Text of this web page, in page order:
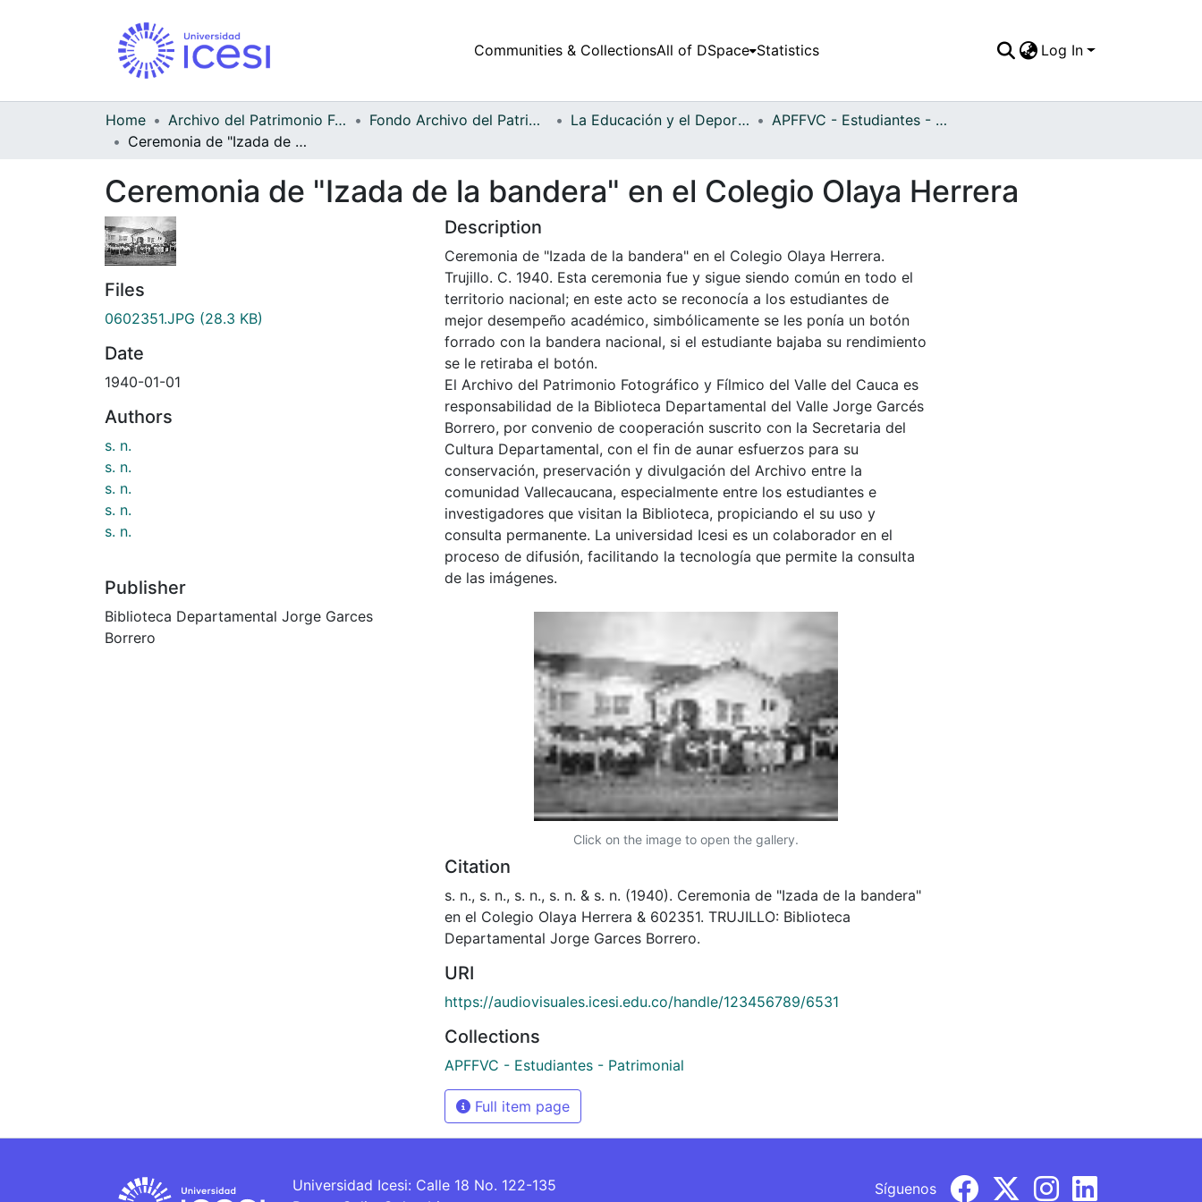
Communities & CollectionsAll of DSpace Statistics Log In
Home Archivo del Patrimonio Fotográfico y Fílmico del Valle del Cauca Fondo Archivo del Patrimonio Fotográfico y Fílmico del Valle del Cauca La Educación y el Deporte
APFFVC - Estudiantes - Patrimonial
Ceremonia de "Izada de la bandera" en el Colegio Olaya Herrera
Ceremonia de "Izada de la bandera" en el Colegio Olaya Herrera
Files
0602351.JPG (28.3 KB)
Date
1940-01-01
Authors
s. n.
s. n.
s. n.
s. n.
s. n.
Publisher
Biblioteca Departamental Jorge Garces
Borrero
Description
Ceremonia de "Izada de la bandera" en el Colegio Olaya Herrera.
Trujillo. C. 1940. Esta ceremonia fue y sigue siendo común en todo el
territorio nacional; en este acto se reconocía a los estudiantes de
mejor desempeño académico, simbólicamente se les ponía un botón
forrado con la bandera nacional, si el estudiante bajaba su rendimiento
se le retiraba el botón.
El Archivo del Patrimonio Fotográfico y Fílmico del Valle del Cauca es
responsabilidad de la Biblioteca Departamental del Valle Jorge Garcés
Borrero, por convenio de cooperación suscrito con la Secretaria del
Cultura Departamental, con el fin de aunar esfuerzos para su
conservación, preservación y divulgación del Archivo entre la
comunidad Vallecaucana, especialmente entre los estudiantes e
investigadores que visitan la Biblioteca, propiciando el su uso y
consulta permanente. La universidad Icesi es un colaborador en el
proceso de difusión, facilitando la tecnología que permite la consulta
de las imágenes.
Click on the image to open the gallery.
Citation
s. n., s. n., s. n., s. n. & s. n. (1940). Ceremonia de "Izada de la bandera"
en el Colegio Olaya Herrera & 602351. TRUJILLO: Biblioteca
Departamental Jorge Garces Borrero.
URI
https://audiovisuales.icesi.edu.co/handle/123456789/6531
Collections
APFFVC - Estudiantes - Patrimonial
Full item page
Universidad Icesi: Calle 18 No. 122-135
Síguenos